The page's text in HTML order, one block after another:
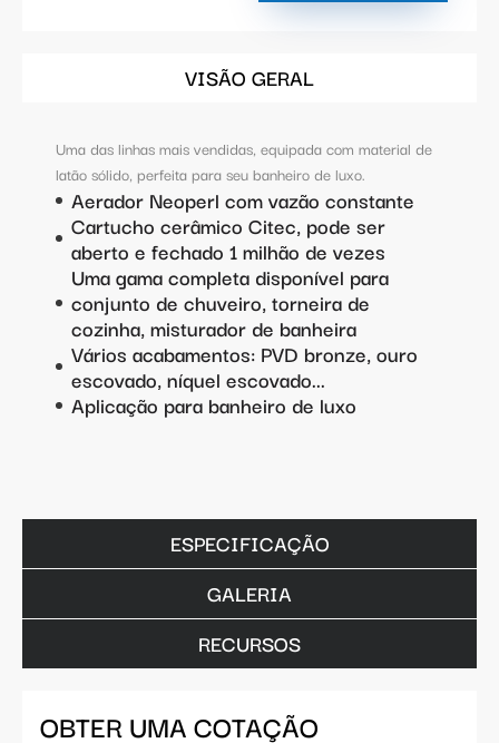
VISÃO GERAL
ESPECIFICAÇÃO
GALERIA
RECURSOS
Uma das linhas mais vendidas, equipada com material de
latão sólido, perfeita para seu banheiro de luxo.
Aerador Neoperl com vazão constante
Cartucho cerâmico Citec, pode ser
aberto e fechado 1 milhão de vezes
Uma gama completa disponível para
conjunto de chuveiro, torneira de
cozinha, misturador de banheira
Vários acabamentos: PVD bronze, ouro
escovado, níquel escovado...
Aplicação para banheiro de luxo
OBTER UMA COTAÇÃO